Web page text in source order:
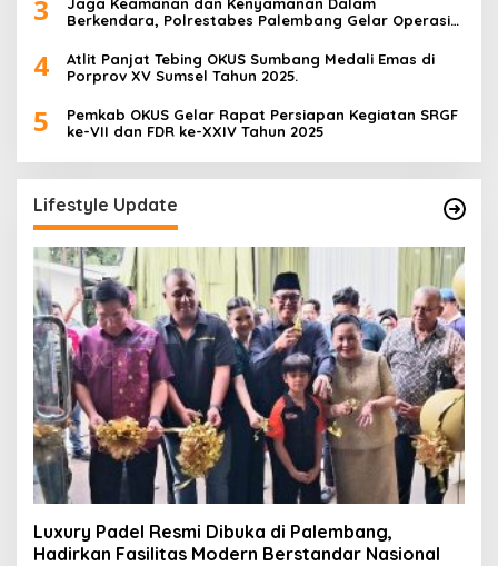
3
Jaga Keamanan dan Kenyamanan Dalam
Berkendara, Polrestabes Palembang Gelar Operasi
4
Atlit Panjat Tebing OKUS Sumbang Medali Emas di
Porprov XV Sumsel Tahun 2025.
5
Pemkab OKUS Gelar Rapat Persiapan Kegiatan SRGF
ke-VII dan FDR ke-XXIV Tahun 2025
Lifestyle Update
Luxury Padel Resmi Dibuka di Palembang,
Hadirkan Fasilitas Modern Berstandar Nasional